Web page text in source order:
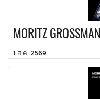
MORITZ
1 ส.ค. 2569